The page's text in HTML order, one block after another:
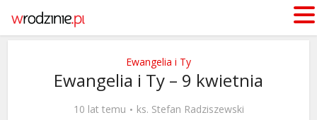
Ewangelia i Ty
Ewangelia i Ty – 9 kwietnia
10 lat temu ks. Stefan Radziszewski